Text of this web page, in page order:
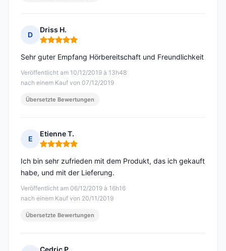
D
Driss H.
Hinweis: 5 von 5
Veröffentlicht am 10/12/2019 à 13h48
nach einem Kauf von 07/12/2019
Sehr guter Empfang Hörbereitschaft und Freundlichkeit
Übersetzte Bewertungen
E
Etienne T.
Hinweis: 5 von 5
Veröffentlicht am 06/12/2019 à 16h16
nach einem Kauf von 20/11/2019
Ich bin sehr zufrieden mit dem Produkt, das ich gekauft
habe, und mit der Lieferung.
Übersetzte Bewertungen